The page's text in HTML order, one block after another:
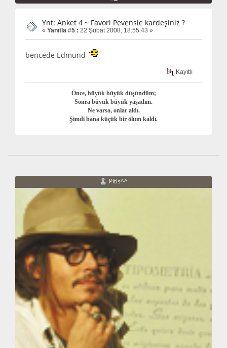
Ynt: Anket 4 ~ Favori Pevensie kardeşiniz ?
« Yanıtla #5 : 22 Şubat 2008, 18:55:43 »
bencede Edmund
Kayıtlı
Önce, büyük büyük düşündüm;
Sonra büyük büyük yaşadım.
Ne varsa, onlar aldı.
Şimdi bana küçük bir ölüm kaldı.
Pitis^^